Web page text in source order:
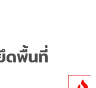
ดพื้นที่